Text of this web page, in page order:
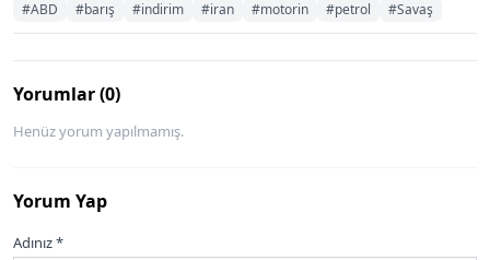
#ABD #barış #indirim #iran #motorin #petrol #Savaş
Yorumlar (0)
Henüz yorum yapılmamış.
Yorum Yap
Adınız *